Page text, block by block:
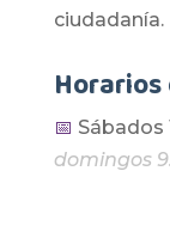
ciudadanía.
Horarios
📅 Sábados
domingos